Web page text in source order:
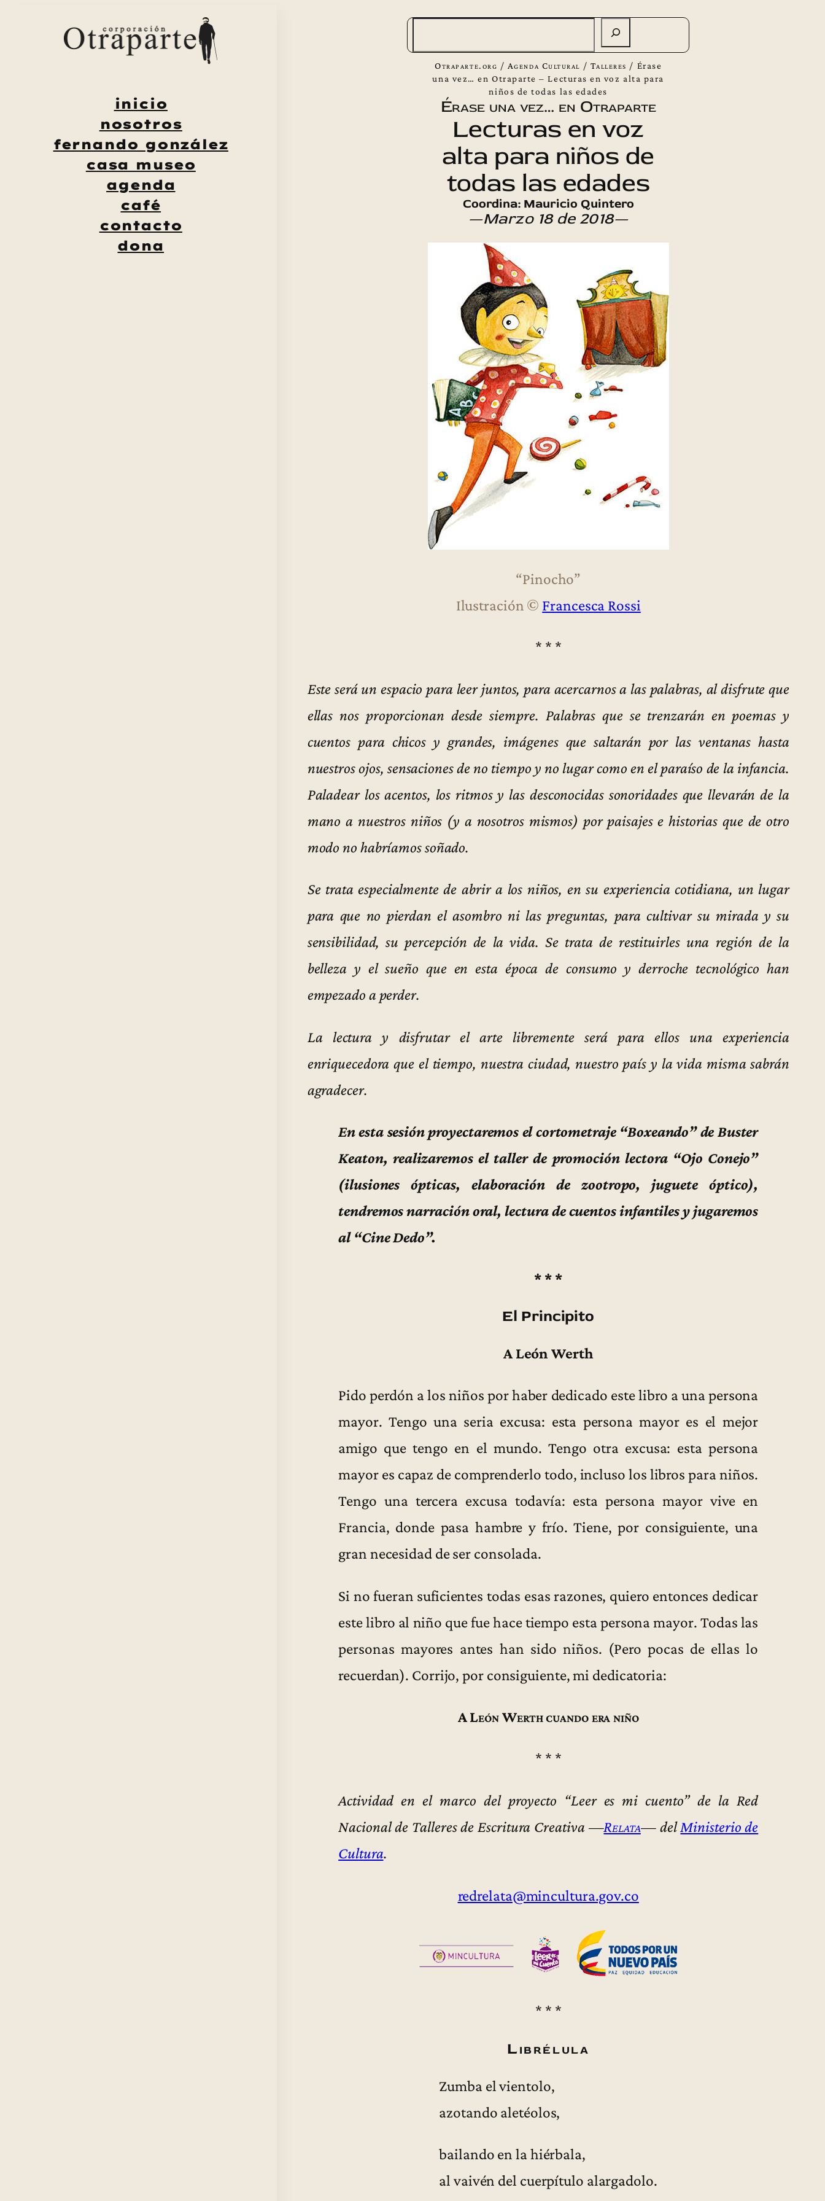
inicio
nosotros
fernando gonzález
casa museo
agenda
café
contacto
dona
Otraparte.org / Agenda Cultural / Talleres / Érase
una vez… en Otraparte – Lecturas en voz alta para
niños de todas las edades
Érase una vez… en Otraparte
Lecturas en voz
alta para niños de
todas las edades
Coordina: Mauricio Quintero
—Marzo 18 de 2018—
“Pinocho”
Ilustración © Francesca Rossi
* * *
Este será un espacio para leer juntos, para acercarnos a las palabras, al disfrute que
ellas nos proporcionan desde siempre. Palabras que se trenzarán en poemas y
cuentos para chicos y grandes, imágenes que saltarán por las ventanas hasta
nuestros ojos, sensaciones de no tiempo y no lugar como en el paraíso de la infancia.
Paladear los acentos, los ritmos y las desconocidas sonoridades que llevarán de la
mano a nuestros niños (y a nosotros mismos) por paisajes e historias que de otro
modo no habríamos soñado.
Se trata especialmente de abrir a los niños, en su experiencia cotidiana, un lugar
para que no pierdan el asombro ni las preguntas, para cultivar su mirada y su
sensibilidad, su percepción de la vida. Se trata de restituirles una región de la
belleza y el sueño que en esta época de consumo y derroche tecnológico han
empezado a perder.
La lectura y disfrutar el arte libremente será para ellos una experiencia
enriquecedora que el tiempo, nuestra ciudad, nuestro país y la vida misma sabrán
agradecer.
En esta sesión proyectaremos el cortometraje “Boxeando” de Buster
Keaton, realizaremos el taller de promoción lectora “Ojo Conejo”
(ilusiones ópticas, elaboración de zootropo, juguete óptico),
tendremos narración oral, lectura de cuentos infantiles y jugaremos
al “Cine Dedo”.
* * *
El Principito
A León Werth
Pido perdón a los niños por haber dedicado este libro a una persona
mayor. Tengo una seria excusa: esta persona mayor es el mejor
amigo que tengo en el mundo. Tengo otra excusa: esta persona
mayor es capaz de comprenderlo todo, incluso los libros para niños.
Tengo una tercera excusa todavía: esta persona mayor vive en
Francia, donde pasa hambre y frío. Tiene, por consiguiente, una
gran necesidad de ser consolada.
Si no fueran suficientes todas esas razones, quiero entonces dedicar
este libro al niño que fue hace tiempo esta persona mayor. Todas las
personas mayores antes han sido niños. (Pero pocas de ellas lo
recuerdan). Corrijo, por consiguiente, mi dedicatoria:
A León Werth cuando era niño
* * *
Actividad en el marco del proyecto “Leer es mi cuento” de la Red
Nacional de Talleres de Escritura Creativa —Relata— delMinisterio de
Cultura.
redrelata@mincultura.gov.co
* * *
Librélula
Zumba el vientolo,
azotando aletéolos,
bailando en la hiérbala,
al vaivén del cuerpítulo alargadolo.